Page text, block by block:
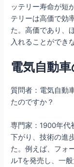
ッテリー寿命が短
テリーは高価で効
た。高価であり、
入れることができ
電気自動
質問者：電気自動
たのですか？
専門家：1900年代
下がり、技術の進
た。例えば、フォ
ルTを発売し、一